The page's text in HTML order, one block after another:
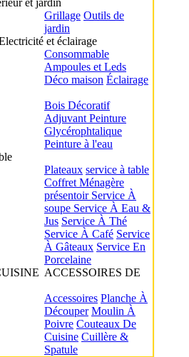
et jardin
Grillage Outils de
jardin
et éclairage
Consommable
Ampoules et Leds
Déco maison Éclairage
Bois Décoratif
Adjuvant Peinture
Glycérophtalique
Peinture à l'eau
Plateaux service à table
Coffret Ménagère
présentoir Service À
soupe Service À Eau &
Jus Service À Thé
Service À Café Service
À Gâteaux Service En
Porcelaine
ACCESSOIRES DE
Accessoires Planche À
Découper Moulin À
Poivre Couteaux De
Cuisine Cuillère &
Spatule